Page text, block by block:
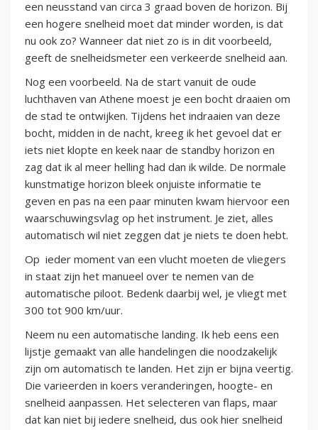
een neusstand van circa 3 graad boven de horizon. Bij
een hogere snelheid moet dat minder worden, is dat
nu ook zo? Wanneer dat niet zo is in dit voorbeeld,
geeft de snelheidsmeter een verkeerde snelheid aan.
Nog een voorbeeld. Na de start vanuit de oude
luchthaven van Athene moest je een bocht draaien om
de stad te ontwijken. Tijdens het indraaien van deze
bocht, midden in de nacht, kreeg ik het gevoel dat er
iets niet klopte en keek naar de standby horizon en
zag dat ik al meer helling had dan ik wilde. De normale
kunstmatige horizon bleek onjuiste informatie te
geven en pas na een paar minuten kwam hiervoor een
waarschuwingsvlag op het instrument. Je ziet, alles
automatisch wil niet zeggen dat je niets te doen hebt.
Op ieder moment van een vlucht moeten de vliegers
in staat zijn het manueel over te nemen van de
automatische piloot. Bedenk daarbij wel, je vliegt met
300 tot 900 km/uur.
Neem nu een automatische landing. Ik heb eens een
lijstje gemaakt van alle handelingen die noodzakelijk
zijn om automatisch te landen. Het zijn er bijna veertig.
Die varieerden in koers veranderingen, hoogte- en
snelheid aanpassen. Het selecteren van flaps, maar
dat kan niet bij iedere snelheid, dus ook hier snelheid